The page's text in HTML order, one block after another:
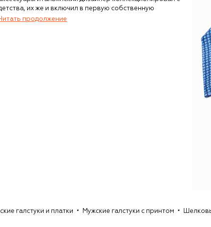
их же и включил в первую собственную
представленную в 1972 году на Pitti Uomo. С
Единственный принт, который украшает
продолжение
галстуки и платки Мужские галстуки с принтом